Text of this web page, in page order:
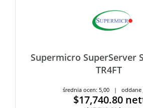
Supermicro SuperServer
TR4FT
średnia ocen: 5,00 | oddane
$17,740.80